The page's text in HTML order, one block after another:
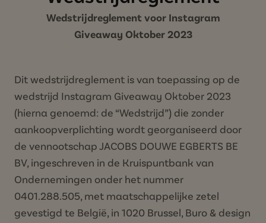
Wedstrijdreglement voor Instagram
Giveaway Oktober 2023
Dit wedstrijdreglement is van toepassing op de
wedstrijd Instagram Giveaway Oktober 2023
(hierna genoemd: de “Wedstrijd”) die zonder
aankoopverplichting wordt georganiseerd door
de vennootschap JACOBS DOUWE EGBERTS BE
BV, ingeschreven in de Kruispuntbank van
Ondernemingen onder het nummer
0401.288.505, met maatschappelijke zetel
gevestigd te België, in 1020 Brussel, Buro & design